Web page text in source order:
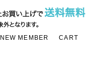
NEW MEMBER CART